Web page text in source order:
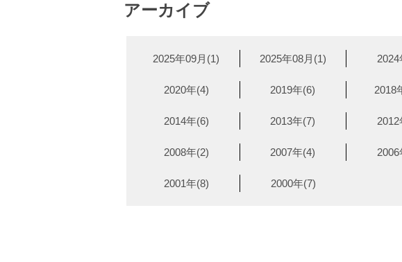
アーカイブ
2025年09月(1) 2025年08月(1) 2024
2020年(4) 2019年(6) 2018
2014年(6) 2013年(7) 2012
2008年(2) 2007年(4) 2006
2001年(8) 2000年(7)